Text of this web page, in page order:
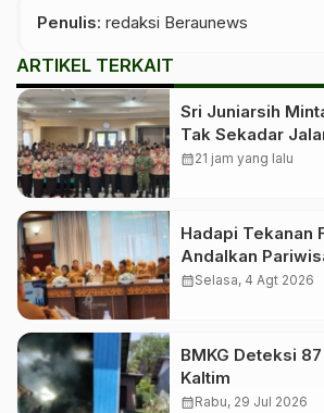
Penulis: redaksi Beraunews
ARTIKEL TERKAIT
Sri Juniarsih
Tak Sekadar
Seremonial
calendar_month21 jam yang lalu
Hadapi Tekanan
Andalkan
Menanti Dana
calendar_monthSelasa, 4 Agt 2026
BMKG Deteksi
Kaltim
calendar_monthRabu, 29 Jul 2026